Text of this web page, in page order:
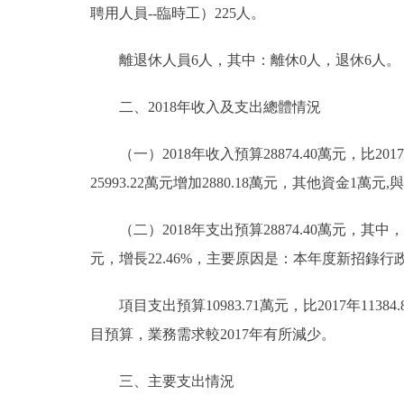
綠色北京
ENGLISH
DEUTSCH
ITALIANO
聘用人員--臨時工）225人。
離退休人員6人，其中：離休0人，退休6人。
二、2018年收入及支出總體情況
（一）2018年收入預算28874.40萬元，比2017
25993.22萬元增加2880.18萬元，其他資金1萬元,
（二）2018年支出預算28874.40萬元，其中，
元，增長22.46%，主要原因是：本年度新招錄
項目支出預算10983.71萬元，比2017年
目預算，業務需求較2017年有所減少。
三、主要支出情況